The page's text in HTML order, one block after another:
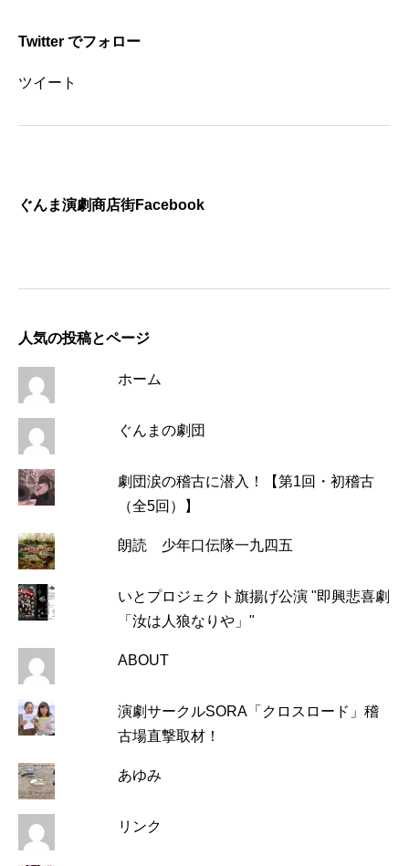
Twitter でフォロー
ツイート
ぐんま演劇商店街Facebook
人気の投稿とページ
ホーム
ぐんまの劇団
劇団涙の稽古に潜入！【第1回・初稽古
（全5回）】
朗読 少年口伝隊一九四五
いとプロジェクト旗揚げ公演 "即興悲喜劇
「汝は人狼なりや」"
ABOUT
演劇サークルSORA「クロスロード」稽
古場直撃取材！
あゆみ
リンク